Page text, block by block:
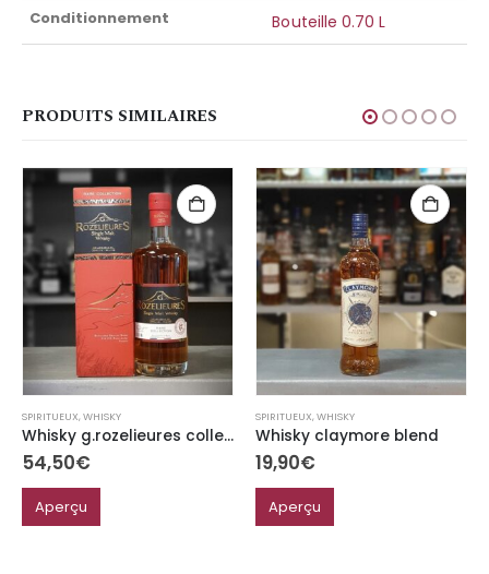
Conditionnement
Bouteille 0.70 L
PRODUITS SIMILAIRES
SPIRITUEUX,WHISKY
Whisky g.rozelieures collection rare
54,50€
Aperçu
SPIRITUEUX,WHISKY
Whisky claymore blend
19,90€
Aperçu